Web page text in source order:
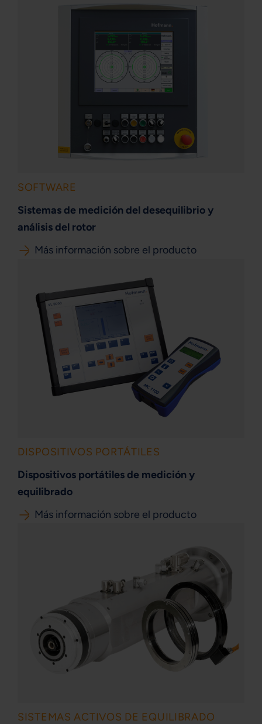
SOFTWARE
Sistemas de medición del desequilibrio y
análisis del rotor
Más información sobre el producto
DISPOSITIVOS PORTÁTILES
Dispositivos portátiles de medición y
equilibrado
Más información sobre el producto
SISTEMAS ACTIVOS DE EQUILIBRADO